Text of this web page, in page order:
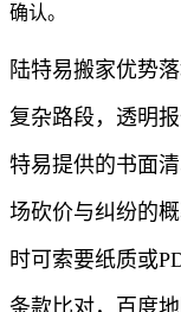
确认。
陆特易搬家优势
复杂路段，透明
特易提供的书面
场砍价与纠纷的
时可索要纸质或
条款比对，百度